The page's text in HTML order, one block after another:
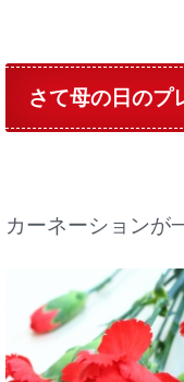
さて母の日のプ
カーネーションが